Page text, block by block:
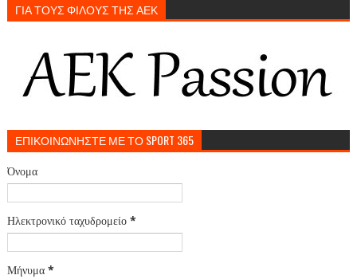
ΓΙΑ ΤΟΥΣ ΦΙΛΟΥΣ ΤΗΣ ΑΕΚ
ΕΠΙΚΟΙΝΩΝΗΣΤΕ ΜΕ ΤΟ SPORT 365
Όνομα
Ηλεκτρονικό ταχυδρομείο *
Μήνυμα *